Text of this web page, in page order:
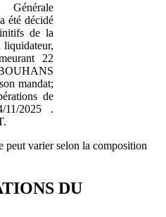
été décidé
de la
22
mandat;
de
11/2025 .
peut varier selon la composition
DU